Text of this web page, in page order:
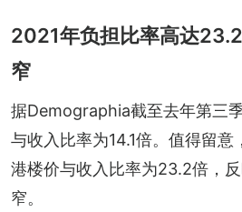
2021年负担比率高达
窄
据Demographia截至去年第三
与收入比率为14.1倍。值得留
港楼价与收入比率为23.2倍，
窄。